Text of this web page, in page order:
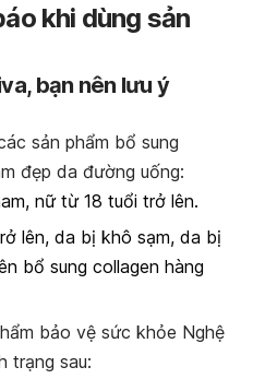
khi dùng sản
bạn nên lưu ý
sản phẩm bổ sung
đẹp da đường uống:
nữ từ 18 tuổi trở lên.
lên, da bị khô sạm, da bị
bổ sung collagen hàng
bảo vệ sức khỏe Nghệ
trạng sau: